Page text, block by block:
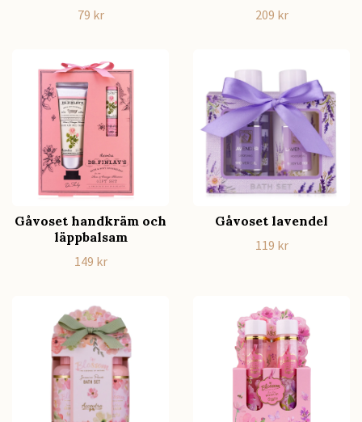
79 kr
209 kr
Gåvoset handkräm och
läppbalsam
149 kr
Gåvoset lavendel
119 kr